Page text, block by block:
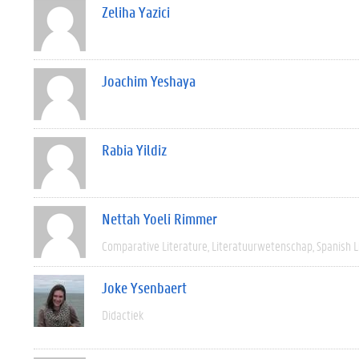
Zeliha Yazici
Joachim Yeshaya
Rabia Yildiz
Nettah Yoeli Rimmer
Comparative Literature Literatuurwetenschap Spanish
Joke Ysenbaert
Didactiek